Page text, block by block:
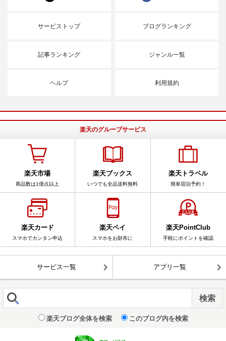
サービストップ ブログランキング
記事ランキング ジャンル一覧
ヘルプ 利用規約
楽天のグループサービス
楽天市場
商品数は1億点以上
楽天ブックス
いつでも全品送料無料
楽天トラベル
簡単宿泊予約！
楽天カード
スマホでカンタン申込
楽天ペイ
スマホをお財布に
楽天PointClub
手軽にポイントを確認
サービス一覧 アプリ一覧
楽天ブログ全体を検索 このブログ内を検索